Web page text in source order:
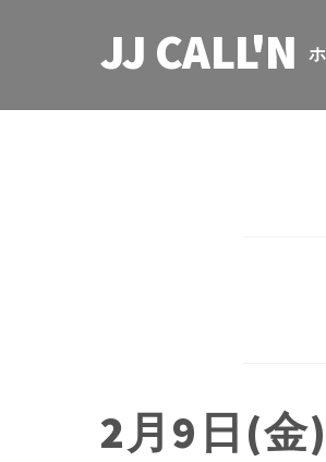
JJ CALL'N
2月9日(金